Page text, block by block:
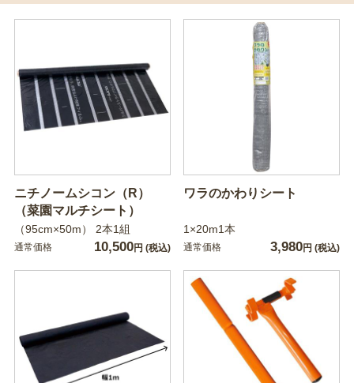
ニチノームシコン（R）
（菜園マルチシート）
（95cm×50m） 2本1組
通常価格 10,500円 (税込)
ワラのかわりシート
1×20m1本
通常価格 3,980円 (税込)